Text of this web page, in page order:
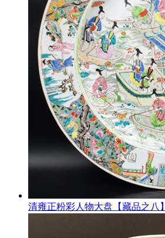
清雍正粉彩人物大盘【藏品之八】